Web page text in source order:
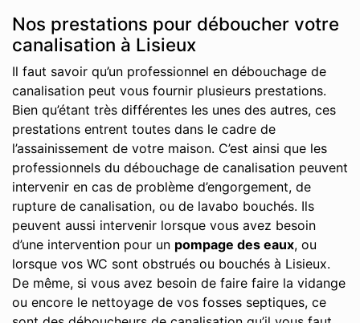
Nos prestations pour déboucher votre
canalisation à Lisieux
Il faut savoir qu’un professionnel en débouchage de
canalisation peut vous fournir plusieurs prestations.
Bien qu’étant très différentes les unes des autres, ces
prestations entrent toutes dans le cadre de
l’assainissement de votre maison. C’est ainsi que les
professionnels du débouchage de canalisation peuvent
intervenir en cas de problème d’engorgement, de
rupture de canalisation, ou de lavabo bouchés. Ils
peuvent aussi intervenir lorsque vous avez besoin
d’une intervention pour un pompage des eaux, ou
lorsque vos WC sont obstrués ou bouchés à Lisieux.
De même, si vous avez besoin de faire faire la vidange
ou encore le nettoyage de vos fosses septiques, ce